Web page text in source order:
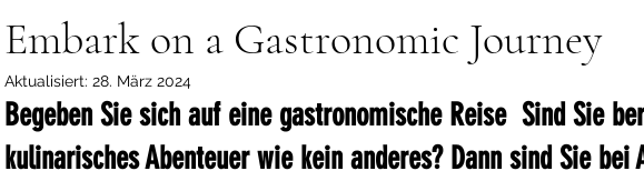
Embark on a Gastronomic Journey
Aktualisiert: 28. März 2024
Begeben Sie sich auf eine gastronomische Reise  Sind Sie
kulinarisches Abenteuer wie kein anderes? Dann sind Sie bei